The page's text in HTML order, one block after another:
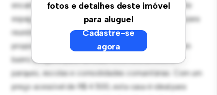
fotos e detalhes deste imóvel
para aluguel
Cadastre-se
agora
encantadora casa de 3 quartos oferece um ambiente
espaçoso e acolhedor. O grande quintal é perfeito para
reuniões ao ar livre, e o interior aconchegante
proporciona um retiro confortável. Localizada em um
bairro amigável para famílias, você terá acesso a
parques, escolas e comodidades comunitárias. Com um
preço acessível de R$ 4.500, esta casa é ideal para